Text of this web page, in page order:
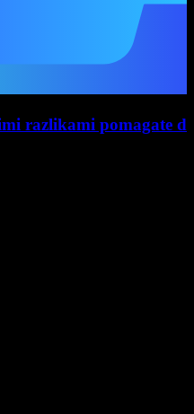
razlikami pomagate